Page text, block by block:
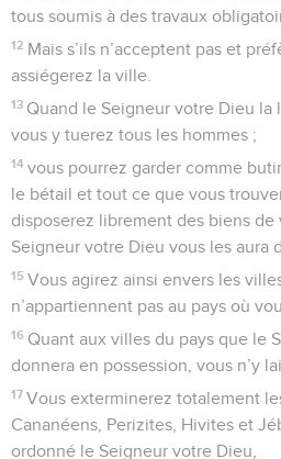
tous soumis à des travaux
12 Mais s’ils n’acceptent pas et
assiégerez la ville.
13 Quand le Seigneur votre Dieu la
vous y tuerez tous les hommes ;
14 vous pourrez garder comme
le bétail et tout ce que vous
disposerez librement des biens
Seigneur votre Dieu vous les aura
15 Vous agirez ainsi envers les
n’appartiennent pas au pays où
16 Quant aux villes du pays que le
donnera en possession, vous n’y
17 Vous exterminerez totalement
Cananéens, Perizites, Hivites et
ordonné le Seigneur votre Dieu,